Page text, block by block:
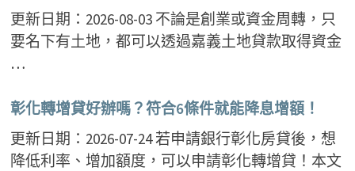
更新日期：2026-08-03 不論是創業或資金周轉，只
要名下有土地，都可以透過嘉義土地貸款取得資金
…
彰化轉增貸好辦嗎？符合6條件就能降息增額！
更新日期：2026-07-24 若申請銀行彰化房貸後，想
降低利率、增加額度，可以申請彰化轉增貸！本文